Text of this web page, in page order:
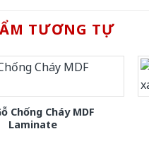
TƯƠNG TỰ
Chống Cháy MDF
Laminate